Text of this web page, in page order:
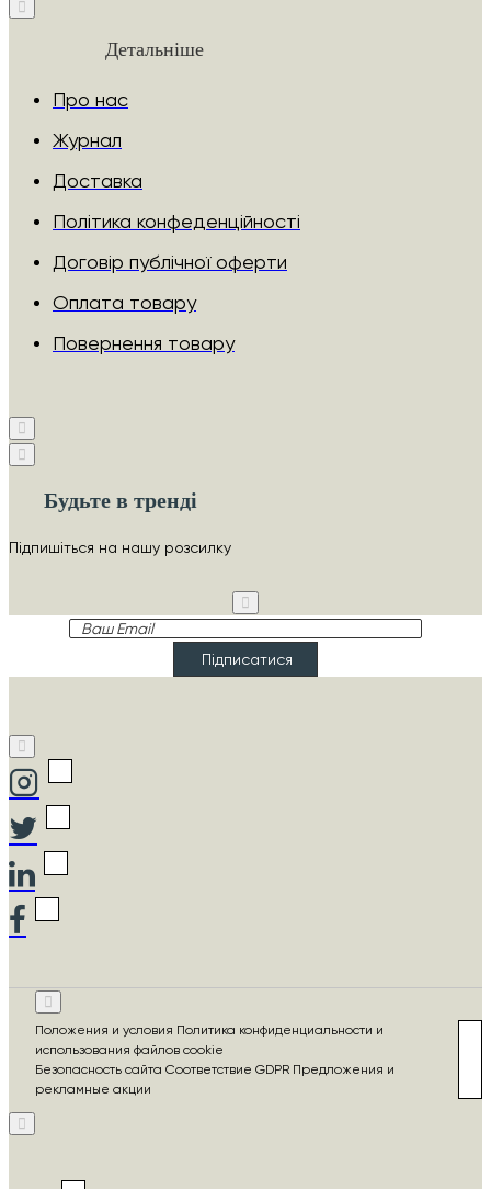
Детальніше
Про нас
Журнал
Доставка
Політика конфеденційності
Договір публічної оферти
Оплата товару
Повернення товару
Будьте в тренді
Підпишіться на нашу розсилку
Ваш
Підписатися
Положения и условия Политика конфиденциальности и
использования файлов cookie
Безопасность сайта Соответствие GDPR Предложения и
рекламные акции